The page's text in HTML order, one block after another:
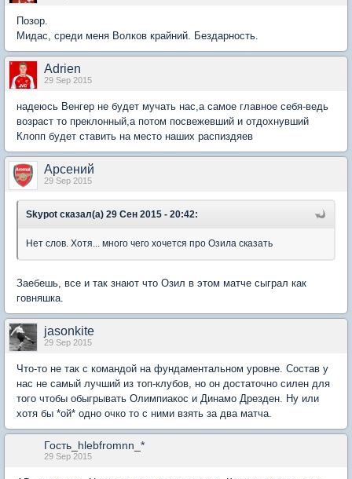
Позор.
Мидас, среди меня Волков крайний. Бездарность.
Adrien
29 Sep 2015
надеюсь Венгер не будет мучать нас,а самое главное себя-ведь
возраст то преклонный,а потом посвежевший и отдохнувший
Клопп будет ставить на место наших распиздяев
Арсений
29 Sep 2015
Skypot сказал(а) 29 Сен 2015 - 20:42:
Нет слов. Хотя... много чего хочется про Озила сказать
Зaeбешь, все и так знают что Озил в этом матче сыграл как
говняшка.
jasonkite
29 Sep 2015
Что-то не так с командой на фундаментальном уровне. Состав у
нас не самый лучший из топ-клубов, но он достаточно силен для
того чтобы обыгрывать Олимпиакос и Динамо Дрезден. Ну или
хотя бы *ой* одно очко то с ними взять за два матча.
Гость_hlebfromnn_*
29 Sep 2015